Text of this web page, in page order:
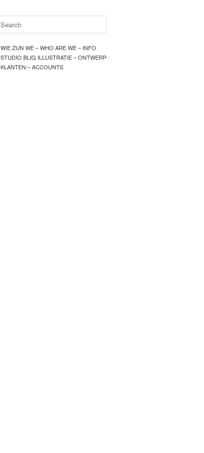
WIE ZIJN WE – WHO ARE WE – INFO
STUDIO BLIQ ILLUSTRATIE – ONTWERP
KLANTEN – ACCOUNTS